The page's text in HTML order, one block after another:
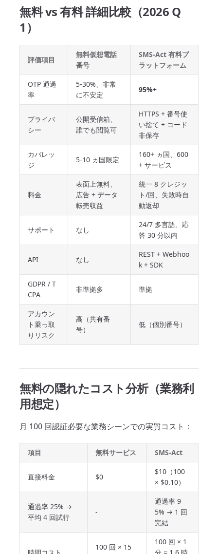
無料 vs 有料 詳細比較（2026 Q
1）
評価項目
無料仮想電話
番号
SMS-Act 有料プ
ラットフォーム
OTP 通過
率
5-30%、非常
に不安定
95%+
プライバ
シー
公開受信箱、
誰でも閲覧可
HTTPS + 番号使
い捨て + コード
非保存
カバレッ
ジ
5-10 ヵ国限定
160+ ヵ国、600
+ サービス
料金
表面上無料、
広告 + データ
転売収益
統一 8 クレジッ
ト/回、失敗時自
動返却
サポート なし
24/7 多言語、応
答 30 分以内
API なし
REST + Webhoo
k + SDK
GDPR / T
CPA
非準拠多 準拠
アカウン
ト乗っ取
りリスク
高（共有番
号）
低（個別番号）
無料の隠れたコスト分析（業務利
用想定）
月 100 回認証必要な業務シーンでの実質コスト：
項目 無料サービス SMS-Act
直接料金 $0
$10（100
× $0.10）
通過率 25% →
平均 4 回試行
-
通過率 9
5% → 1 回
完結
100 回 × 15
100 回 × 1